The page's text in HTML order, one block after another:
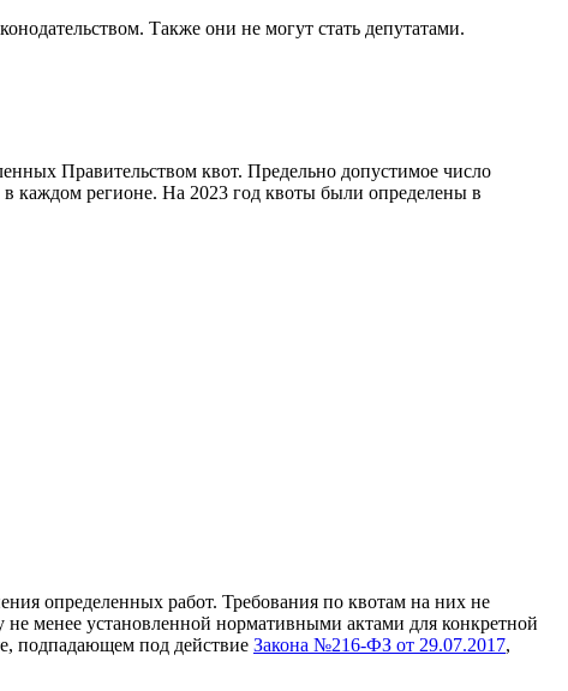
Также они не могут стать депутатами.
Правительством квот. Предельно допустимое число
в каждом регионе. На 2023 год квоты были определены в
определенных работ. Требования по квотам на них не
менее установленной нормативными актами для конкретной
подпадающем под действие Закона №216-ФЗ от 29.07.2017,